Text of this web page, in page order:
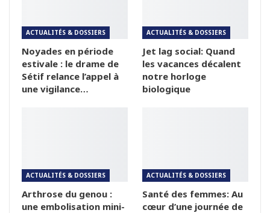
ACTUALITÉS & DOSSIERS
Noyades en période
estivale : le drame de
Sétif relance l’appel à
une vigilance…
ACTUALITÉS & DOSSIERS
Jet lag social: Quand
les vacances décalent
notre horloge
biologique
ACTUALITÉS & DOSSIERS
Arthrose du genou :
une embolisation mini-
ACTUALITÉS & DOSSIERS
Santé des femmes: Au
cœur d’une journée de